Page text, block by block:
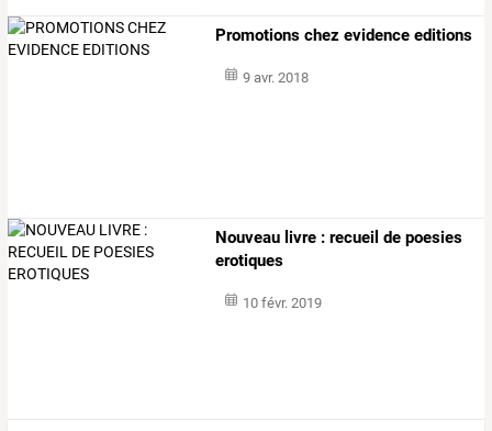
Promotions chez evidence editions
9 avr. 2018
Nouveau livre : recueil de poesies
erotiques
10 févr. 2019